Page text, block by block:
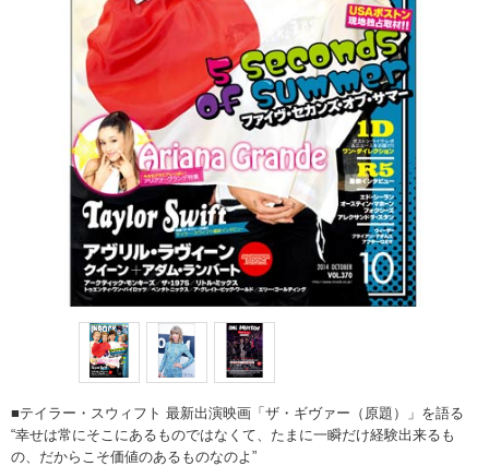
■テイラー・スウィフト 最新出演映画「ザ・ギヴァー（原題）」を語る
“幸せは常にそこにあるものではなくて、たまに一瞬だけ経験出来るも
の、だからこそ価値のあるものなのよ”